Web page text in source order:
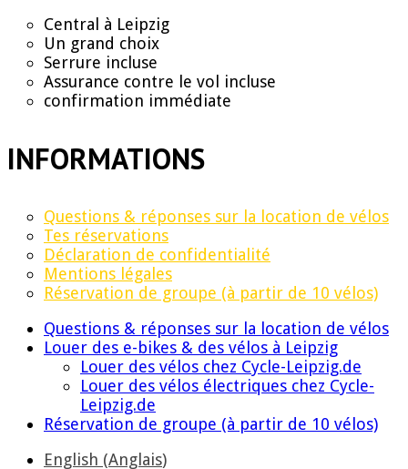
Central à Leipzig
Un grand choix
Serrure incluse
Assurance contre le vol incluse
confirmation immédiate
INFORMATIONS
Questions & réponses sur la location de vélos
Tes réservations
Déclaration de confidentialité
Mentions légales
Réservation de groupe (à partir de 10 vélos)
Questions & réponses sur la location de vélos
Louer des e-bikes & des vélos à Leipzig
Louer des vélos chez Cycle-Leipzig.de
Louer des vélos électriques chez Cycle-
Leipzig.de
Réservation de groupe (à partir de 10 vélos)
English (Anglais)